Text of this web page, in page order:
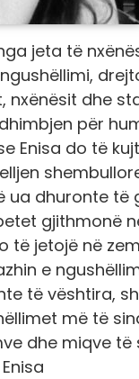
jeta të
nxënësit dhe
për
Enisa do të
ua dhuronte të
gjithmonë
të jetojë në
e
të vështira,
më të
dhe miqve të